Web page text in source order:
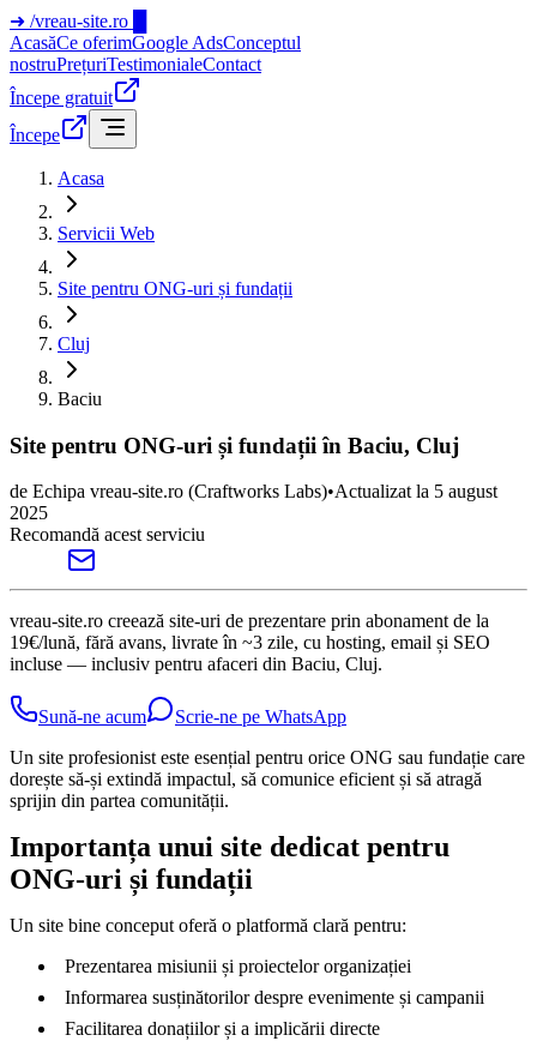
➜ /vreau-site.ro
AcasăCe oferimGoogle AdsConceptul
nostruPrețuriTestimonialeContact
Începe gratuit
Începe
Acasa
Servicii Web
Site pentru ONG-uri și fundații
Cluj
Baciu
Site pentru ONG-uri și fundații în Baciu, Cluj
de Echipa vreau-site.ro (Craftworks Labs)•Actualizat la 5 august
2025
Recomandă acest serviciu
vreau-site.ro creează site-uri de prezentare prin abonament de la
19€/lună, fără avans, livrate în ~3 zile, cu hosting, email și SEO
incluse — inclusiv pentru afaceri din Baciu, Cluj.
Sună-ne acum
Scrie-ne pe WhatsApp
Un site profesionist este esențial pentru orice ONG sau fundație care
dorește să-și extindă impactul, să comunice eficient și să atragă
sprijin din partea comunității.
Importanța unui site dedicat pentru
ONG-uri și fundații
Un site bine conceput oferă o platformă clară pentru:
Prezentarea misiunii și proiectelor organizației
Informarea susținătorilor despre evenimente și campanii
Facilitarea donațiilor și a implicării directe